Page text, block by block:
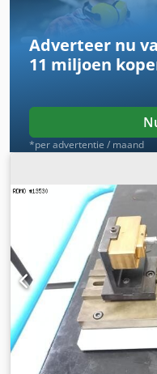
Adverteer nu
11 miljoen
*per advertentie / maand